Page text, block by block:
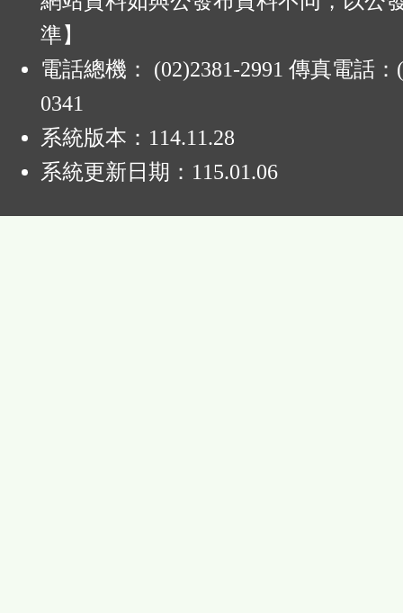
準】
電話總機： (02)2381-2991 傳真電話：
0341
系統版本： 114.11.28
系統更新日期： 115.01.06